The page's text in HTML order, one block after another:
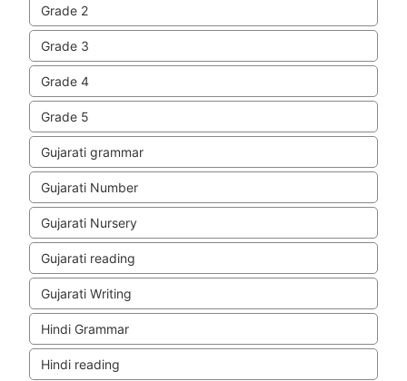
Grade 2
Grade 3
Grade 4
Grade 5
Gujarati grammar
Gujarati Number
Gujarati Nursery
Gujarati reading
Gujarati Writing
Hindi Grammar
Hindi reading